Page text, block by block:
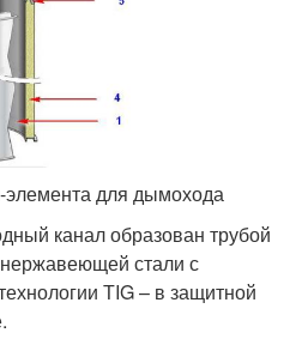
для дымохода
канал образован трубой
стали с
ТIG – в защитной